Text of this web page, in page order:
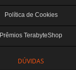
Política de Cookies
Prêmios TerabyteShop
DÚVIDAS